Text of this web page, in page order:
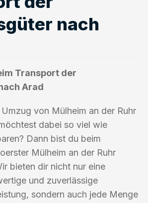
nach
Transport der
Arad
von Mülheim an der Ruhr
dabei so viel wie
Dann bist du beim
Mülheim an der Ruhr
bieten dir nicht nur eine
und zuverlässige
sondern auch jede Menge